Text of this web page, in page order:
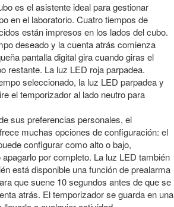
es el asistente ideal para gestionar
en el laboratorio. Cuatro tiempos de
están impresos en los lados del cubo.
deseado y la cuenta atrás comienza
pantalla digital gira cuando giras el
restante. La luz LED roja parpadea.
seleccionado, la luz LED parpadea y
el temporizador al lado neutro para
sus preferencias personales, el
muchas opciones de configuración: el
configurar como alto o bajo,
por completo. La luz LED también
está disponible una función de prealarma
que suene 10 segundos antes de que se
atrás. El temporizador se guarda en una